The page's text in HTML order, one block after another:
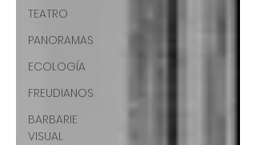
TEATRO
PANORAMAS
ECOLOGÍA
FREUDIANOS
BARBARIE
VISUAL